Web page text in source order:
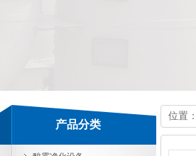
产品分类
位置：